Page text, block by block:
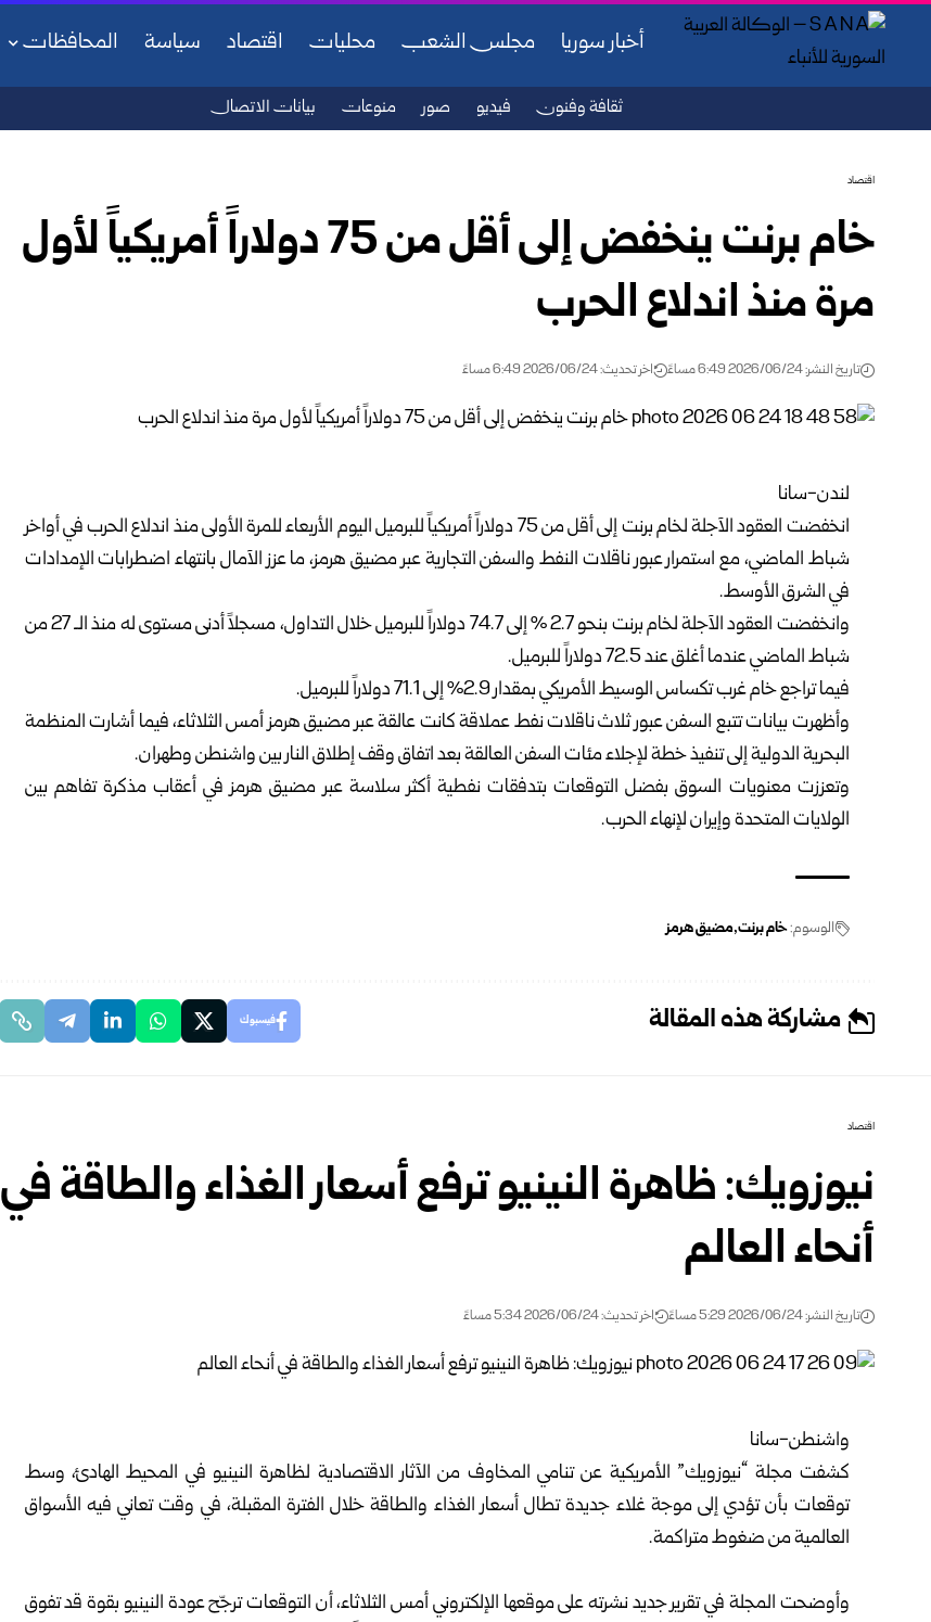
أخبار سوريا مجلس الشعب محليات اقتصاد سياسة المحافظات
ثقافة وفنون فيديو صور منوعات بيانات الاتصال
اقتصاد
خام برنت ينخفض إلى أقل من 75 دولاراً أمريكياً لأول
مرة منذ اندلاع الحرب
تاريخ النشر: 2026/06/24 6:49 مساءً اخر تحديث: 2026/06/24 6:49 مساءً
لندن-سانا
انخفضت العقود الآجلة لخام برنت إلى أقل من 75 دولاراً أمريكياً للبرميل اليوم الأربعاء للمرة الأولى منذ اندلاع الحرب في أواخر
شباط الماضي، مع استمرار عبور ناقلات النفط والسفن التجارية عبر مضيق هرمز، ما عزز الآمال بانتهاء اضطرابات الإمدادات
في الشرق الأوسط.
وانخفضت العقود الآجلة لخام برنت بنحو 2.7 % إلى 74.7 دولاراً للبرميل خلال التداول، مسجلاً أدنى مستوى له منذ الـ 27 من
شباط الماضي عندما أغلق عند 72.5 دولاراً للبرميل.
فيما تراجع خام غرب تكساس الوسيط الأمريكي بمقدار 2.9% إلى 71.1 دولاراً للبرميل.
وأظهرت بيانات تتبع السفن عبور ثلاث ناقلات نفط عملاقة كانت عالقة عبر مضيق هرمز أمس الثلاثاء، فيما أشارت المنظمة
البحرية الدولية إلى تنفيذ خطة لإجلاء مئات السفن العالقة بعد اتفاق وقف إطلاق النار بين واشنطن وطهران.
وتعززت معنويات السوق بفضل التوقعات بتدفقات نفطية أكثر سلاسة عبر مضيق هرمز في أعقاب مذكرة تفاهم بين
الولايات المتحدة وإيران لإنهاء الحرب.
الوسوم:خام برنت مضيق هرمز
مشاركة هذه المقالة فيسبوك
اقتصاد
نيوزويك: ظاهرة النينيو ترفع أسعار الغذاء والطاقة في
‏أنحاء العالم
تاريخ النشر: 2026/06/24 5:29 مساءً اخر تحديث: 2026/06/24 5:34 مساءً
واشنطن-سانا‏
كشفت مجلة “نيوزويك” الأمريكية عن تنامي المخاوف ‏من الآثار الاقتصادية لظاهرة النينيو في المحيط الهادئ، ‏وسط
توقعات بأن تؤدي إلى موجة غلاء جديدة تطال ‏أسعار الغذاء والطاقة خلال الفترة المقبلة، في وقت تعاني ‏فيه الأسواق
العالمية من ضغوط متراكمة‎.‎
وأوضحت المجلة في تقرير جديد نشرته على موقعها ‏الإلكتروني أمس الثلاثاء، أن التوقعات ترجّح عودة ‏النينيو بقوة قد تفوق